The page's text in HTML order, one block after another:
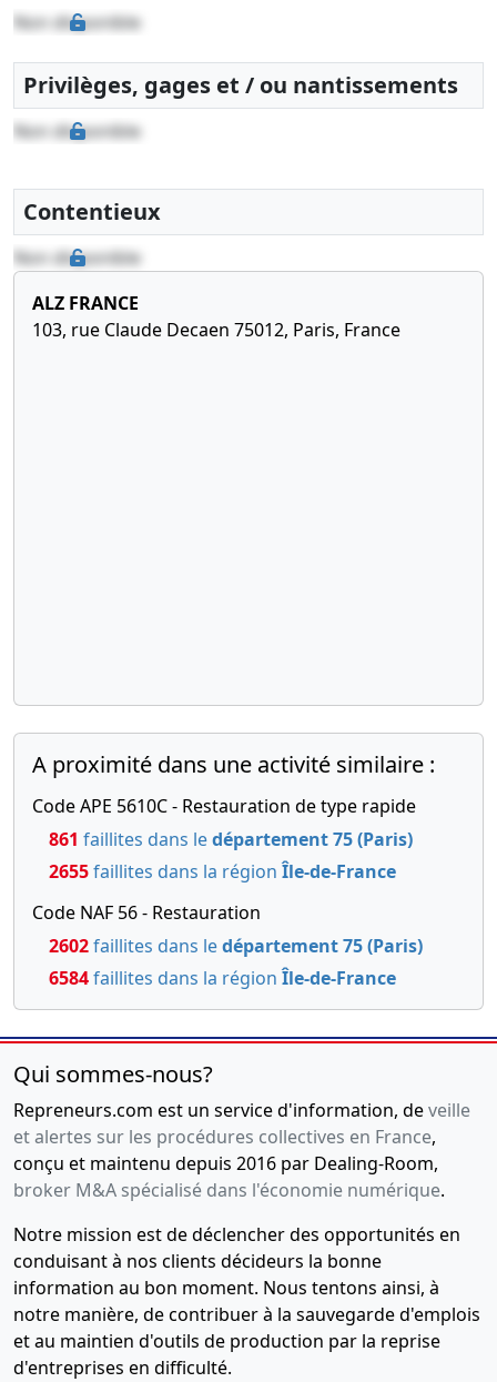
Non disponible
Privilèges, gages et / ou nantissements
Non disponible
Contentieux
Non disponible
ALZ FRANCE
103, rue Claude Decaen 75012, Paris, France
A proximité dans une activité similaire :
Code APE 5610C - Restauration de type rapide
861 faillites dans ledépartement 75 (Paris)
2655faillites dans la région Île-de-France
Code NAF 56 - Restauration
2602faillites dans ledépartement 75 (Paris)
6584faillites dans la région Île-de-France
Qui sommes-nous?
Repreneurs.com est un service d'information, deveille
et alertes sur les procédures collectives en France,
conçu et maintenu depuis 2016 par Dealing-Room,
broker M&A spécialisé dans l'économie numérique.
Notre mission est de déclencher des opportunités en
conduisant à nos clients décideurs la bonne
information au bon moment. Nous tentons ainsi, à
notre manière, de contribuer à la sauvegarde d'emplois
et au maintien d'outils de production par la reprise
d'entreprises en difficulté.